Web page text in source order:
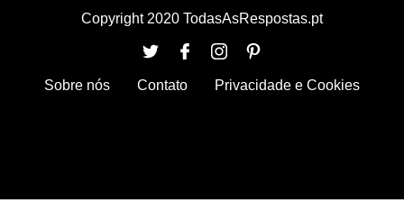
Copyright 2020 TodasAsRespostas.pt
Sobre nós Contato Privacidade e Cookies